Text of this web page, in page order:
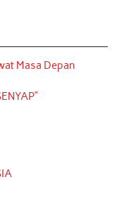
Masa Depan